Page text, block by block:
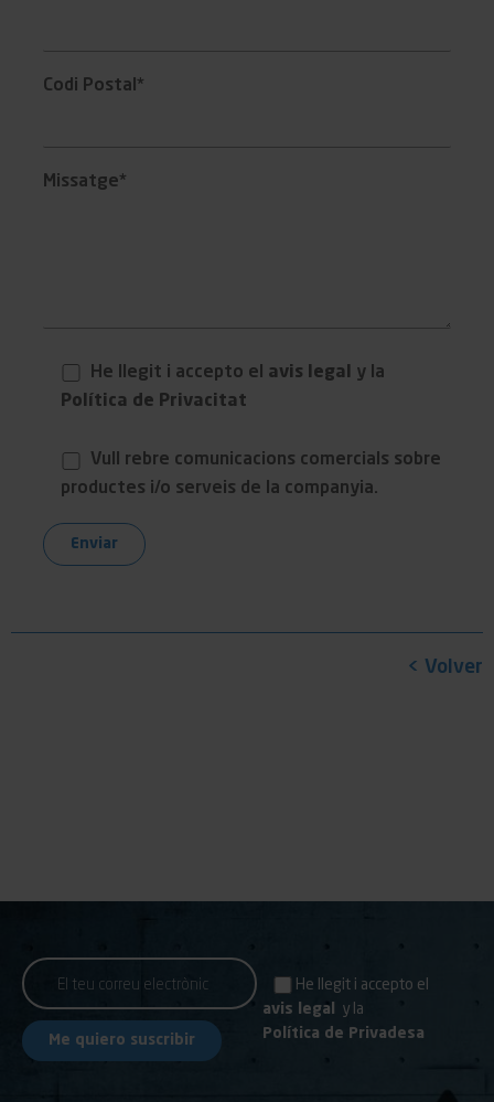
Codi Postal*
Missatge*
He llegit i accepto el avis legal
y la
Política de Privacitat
Vull rebre comunicacions comercials sobre
productes i/o serveis de la companyia.
< Volver
He llegit i accepto el
avis legal
y la
Política de Privadesa